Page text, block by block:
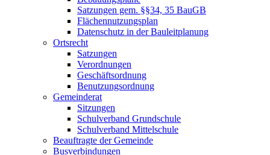
Satzungen gem. §§34, 35 BauGB
Flächennutzungsplan
Datenschutz in der Bauleitplanung
Ortsrecht
Satzungen
Verordnungen
Geschäftsordnung
Benutzungsordnung
Gemeinderat
Sitzungen
Schulverband Grundschule
Schulverband Mittelschule
Beauftragte der Gemeinde
Busverbindungen